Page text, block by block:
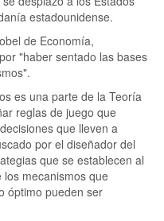
estadounidense.
de Economía,
"haber sentado las bases
es una parte de la Teoría
reglas de juego que
que lleven a
por el diseñador del
que se establecen al
mecanismos que
óptimo pueden ser